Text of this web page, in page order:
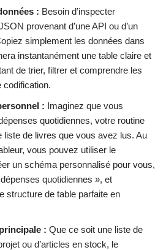
: Besoin d’inspecter
provenant d’une API ou d’un
simplement les données dans
instantanément une table claire et
de trier, filtrer et comprendre les
codification.
: Imaginez que vous
quotidiennes, votre routine
liste de livres que vous avez lus. Au
vous pouvez utiliser le
un schéma personnalisé pour vous,
quotidiennes », et
structure de table parfaite en
: Que ce soit une liste de
ou d’articles en stock, le